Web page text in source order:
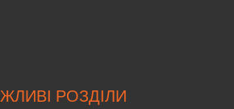
РОЗДІЛИ